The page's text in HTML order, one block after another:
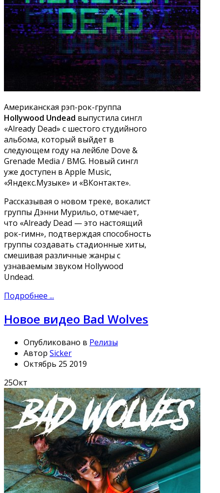
Американская рэп-рок-группа
Hollywood Undead выпустила сингл
«Already Dead» с шестого студийного
альбома, который выйдет в
следующем году на лейбле Dove &
Grenade Media / BMG. Новый сингл
уже доступен в Apple Music,
«Яндекс.Музыке» и «ВКонтакте».
Рассказывая о новом треке, вокалист
группы Дэнни Мурильо, отмечает,
что «Already Dead — это настоящий
рок-гимн», подтверждая способность
группы создавать стадионные хиты,
смешивая различные жанры с
узнаваемым звуком Hollywood
Undead.
Подробнее ...
Новое видео Bad Wolves
Опубликовано в Релизы
Автор Sicker
Октябрь 25 2019
25Окт